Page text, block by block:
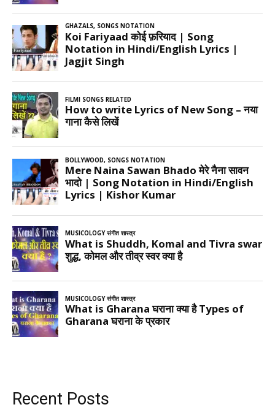
Recent Posts